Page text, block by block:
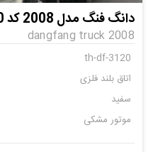
دانگ فنگ مدل 2008 کد th-df-3120
dangfang truck 2008
th-df-3120
اتاق بلند فلزی
سفید
موتور مشکی